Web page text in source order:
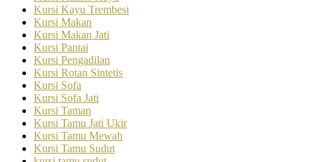
Kursi Kayu Trembesi
Kursi Makan
Kursi Makan Jati
Kursi Pantai
Kursi Pengadilan
Kursi Rotan Sintetis
Kursi Sofa
Kursi Sofa Jati
Kursi Taman
Kursi Tamu Jati Ukir
Kursi Tamu Mewah
Kursi Tamu Sudut